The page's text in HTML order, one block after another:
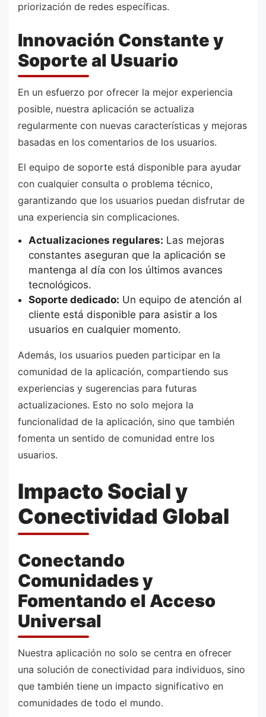
priorización de redes específicas.
Innovación Constante y
Soporte al Usuario
En un esfuerzo por ofrecer la mejor experiencia
posible, nuestra aplicación se actualiza
regularmente con nuevas características y mejoras
basadas en los comentarios de los usuarios.
El equipo de soporte está disponible para ayudar
con cualquier consulta o problema técnico,
garantizando que los usuarios puedan disfrutar de
una experiencia sin complicaciones.
Actualizaciones regulares: Las mejoras
constantes aseguran que la aplicación se
mantenga al día con los últimos avances
tecnológicos.
Soporte dedicado: Un equipo de atención al
cliente está disponible para asistir a los
usuarios en cualquier momento.
Además, los usuarios pueden participar en la
comunidad de la aplicación, compartiendo sus
experiencias y sugerencias para futuras
actualizaciones. Esto no solo mejora la
funcionalidad de la aplicación, sino que también
fomenta un sentido de comunidad entre los
usuarios.
Impacto Social y
Conectividad Global
Conectando
Comunidades y
Fomentando el Acceso
Universal
Nuestra aplicación no solo se centra en ofrecer
una solución de conectividad para individuos, sino
que también tiene un impacto significativo en
comunidades de todo el mundo.